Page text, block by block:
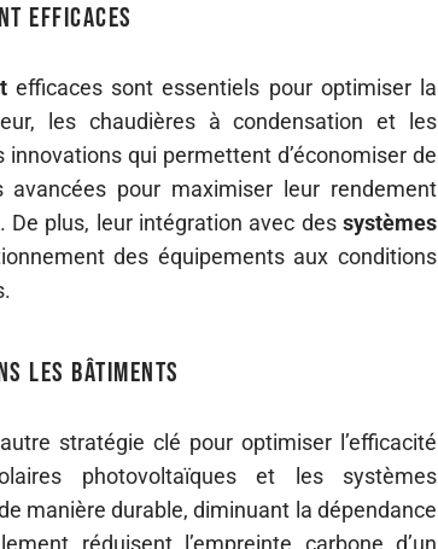
efficaces
efficaces sont essentiels pour optimiser la
les chaudières à condensation et les
qui permettent d’économiser de
avancées pour maximiser leur rendement
De plus, leur intégration avec des systèmes
des équipements aux conditions
les bâtiments
stratégie clé pour optimiser l’efficacité
photovoltaïques et les systèmes
manière durable, diminuant la dépendance
réduisent l’empreinte carbone d’un